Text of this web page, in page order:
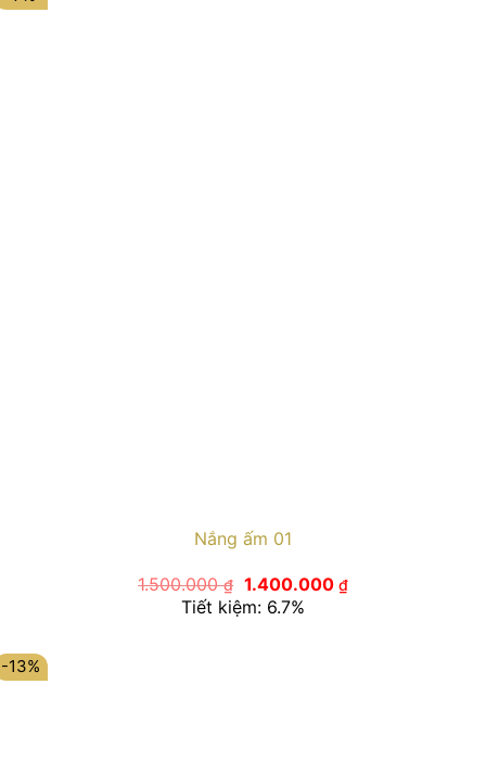
Nắng ấm 01
1.500.000₫ Giá
gốc
là:
1.400.000 ₫Giá
hiện
Tiết kiệm: 6.7%
-13%